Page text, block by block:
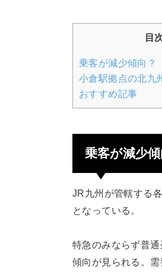
目
乗客が減少傾向？
小倉駅拠点の北九
おすすめ記事
乗客が減少傾
JR九州が管轄する
となっている。
特急のみならず普
傾向が見られる。